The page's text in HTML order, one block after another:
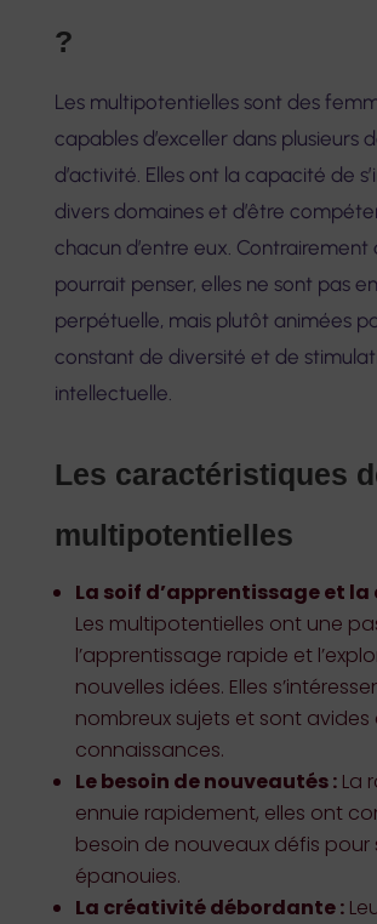
?
Les multipotentielles sont des
capables d’exceller dans plusieurs
d’activité. Elles ont la capacité de
divers domaines et d’être
chacun d’entre eux. Contrairement
pourrait penser, elles ne sont pas
perpétuelle, mais plutôt animées
constant de diversité et de
intellectuelle.
Les caractéristiques
multipotentielles
La soif d’apprentissage et la
Les multipotentielles ont une
l’apprentissage rapide et
nouvelles idées. Elles
nombreux sujets et sont avides
connaissances.
Le besoin de nouveautés :La
ennuie rapidement, elles ont
besoin de nouveaux défis pour
épanouies.
La créativité débordante :